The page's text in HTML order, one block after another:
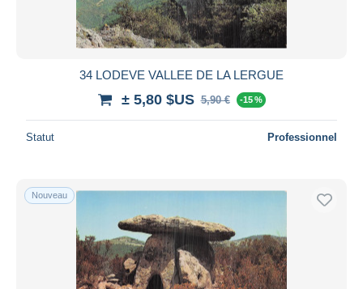
34 LODEVE VALLEE DE LA LERGUE
± 5,80 $US 5,90 € -15 %
Statut Professionnel
Nouveau